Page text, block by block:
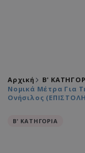
Αρχική Β'
Νομικά Μέτρα Για
Ονήσιλος
Β' ΚΑΤΗΓΟΡΙΑ